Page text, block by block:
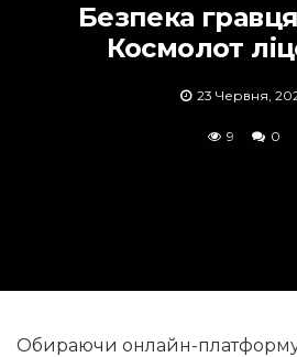
Безпека
Космолот
23 Червня,
9 0
Обираючи онлайн-